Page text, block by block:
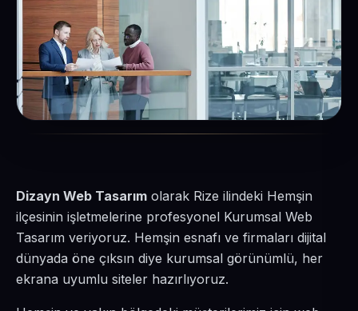
Dizayn Web Tasarım olarak Rize ilindeki Hemşin
ilçesinin işletmelerine profesyonel Kurumsal Web
Tasarım veriyoruz. Hemşin esnafı ve firmaları dijital
dünyada öne çıksın diye kurumsal görünümlü, her
ekrana uyumlu siteler hazırlıyoruz.